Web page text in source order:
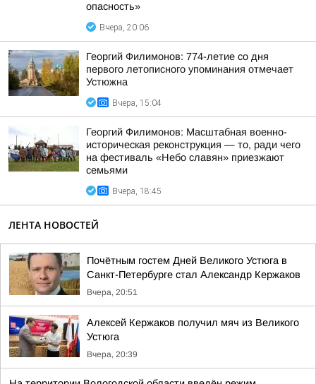
опасность»
Вчера, 20:06
Георгий Филимонов: 774-летие со дня
первого летописного упоминания отмечает
Устюжна
Вчера, 15:04
Георгий Филимонов: Масштабная военно-
историческая реконструкция — то, ради чего
на фестиваль «Небо славян» приезжают
семьями
Вчера, 18:45
ЛЕНТА НОВОСТЕЙ
Почётным гостем Дней Великого Устюга в
Санкт-Петербурге стал Александр Кержаков
Вчера, 20:51
Алексей Кержаков получил мяч из Великого
Устюга
Вчера, 20:39